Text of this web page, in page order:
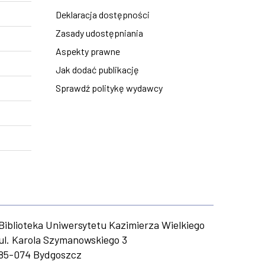
Deklaracja dostępności
Zasady udostępniania
Aspekty prawne
Jak dodać publikację
Sprawdź politykę wydawcy
Uniwersytetu Kazimierza Wielkiego
Karola Szymanowskiego 3
074 Bydgoszcz